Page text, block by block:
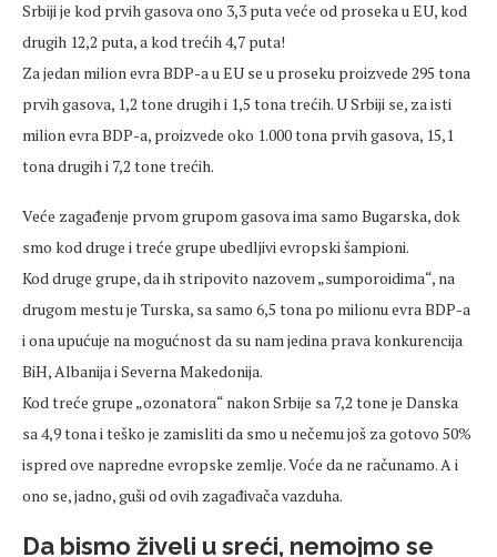
Srbiji je kod prvih gasova ono 3,3 puta veće od proseka u EU, kod
drugih 12,2 puta, a kod trećih 4,7 puta!
Za jedan milion evra BDP-a u EU se u proseku proizvede 295 tona
prvih gasova, 1,2 tone drugih i 1,5 tona trećih. U Srbiji se, za isti
milion evra BDP-a, proizvede oko 1.000 tona prvih gasova, 15,1
tona drugih i 7,2 tone trećih.
Veće zagađenje prvom grupom gasova ima samo Bugarska, dok
smo kod druge i treće grupe ubedljivi evropski šampioni.
Kod druge grupe, da ih stripovito nazovem „sumporoidima“, na
drugom mestu je Turska, sa samo 6,5 tona po milionu evra BDP-a
i ona upućuje na mogućnost da su nam jedina prava konkurencija
BiH, Albanija i Severna Makedonija.
Kod treće grupe „ozonatora“ nakon Srbije sa 7,2 tone je Danska
sa 4,9 tona i teško je zamisliti da smo u nečemu još za gotovo 50%
ispred ove napredne evropske zemlje. Voće da ne računamo. A i
ono se, jadno, guši od ovih zagađivača vazduha.
Da bismo živeli u sreći, nemojmo se